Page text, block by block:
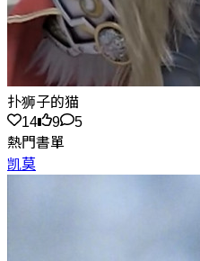
扑狮子的猫
14
9
5
熱門書單
凯莫